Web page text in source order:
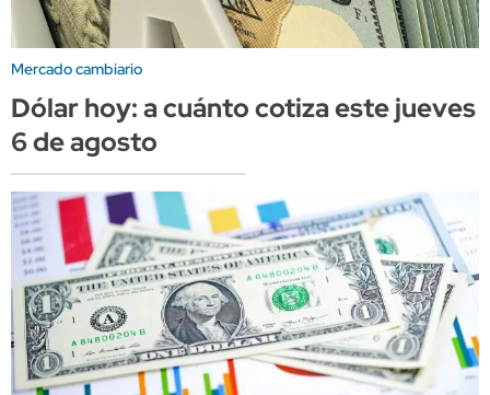
Mercado cambiario
Dólar hoy: a cuánto cotiza este jueves
6 de agosto